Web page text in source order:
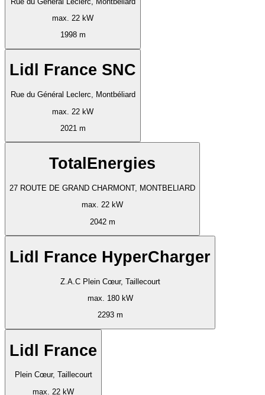
max. 22 kW
1998 m
Lidl France SNC
Rue du Général Leclerc, Montbéliard
max. 22 kW
2021 m
TotalEnergies
27 ROUTE DE GRAND CHARMONT, MONTBELIARD
max. 22 kW
2042 m
Lidl France HyperCharger
Z.A.C Plein Cœur, Taillecourt
max. 180 kW
2293 m
Lidl France
Plein Cœur, Taillecourt
max. 22 kW